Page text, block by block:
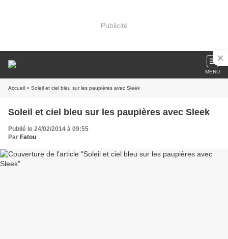
Publicité
MENU
Accueil » Soleil et ciel bleu sur les paupières avec Sleek
Soleil et ciel bleu sur les paupières avec Sleek
Publié le 24/02/2014 à 09:55
Par Fatou